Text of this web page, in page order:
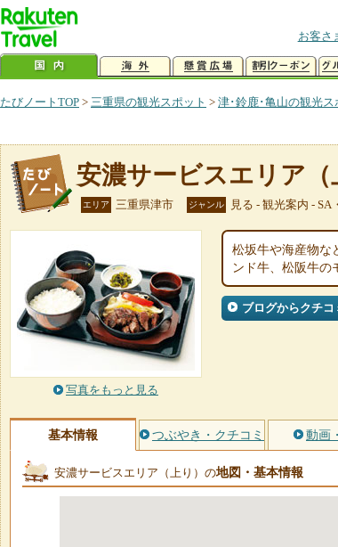
お客さ
たびノートTOP > 三重県の観光スポット > 津･鈴鹿･亀山の観光ス
安濃サービスエリア（
エリア 三重県津市 ジャンル 見る - 観光案内 -
写真をもっと見る
松坂牛や海産物な
ンド牛、松阪牛の
ブログからクチコ
基本情報 つぶやき・クチコミ 動画
安濃サービスエリア（上り）の地図・基本情報